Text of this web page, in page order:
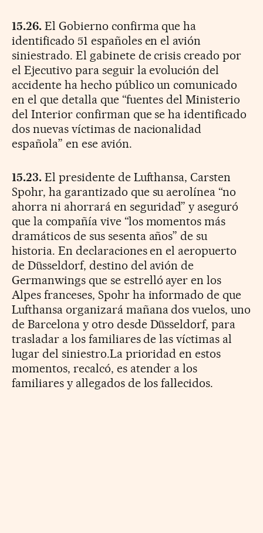
15.26.El Gobierno confirma que ha
identificado 51 españoles en el avión
siniestrado. El gabinete de crisis creado por
el Ejecutivo para seguir la evolución del
accidente ha hecho público un comunicado
en el que detalla que “fuentes del Ministerio
del Interior confirman que se ha identificado
dos nuevas víctimas de nacionalidad
española” en ese avión.
15.23.El presidente de Lufthansa, Carsten
Spohr, ha garantizado que su aerolínea “no
ahorra ni ahorrará en seguridad” y aseguró
que la compañía vive “los momentos más
dramáticos de sus sesenta años” de su
historia. En declaraciones en el aeropuerto
de Düsseldorf, destino del avión de
Germanwings que se estrelló ayer en los
Alpes franceses, Spohr ha informado de que
Lufthansa organizará mañana dos vuelos, uno
de Barcelona y otro desde Düsseldorf, para
trasladar a los familiares de las víctimas al
lugar del siniestro.La prioridad en estos
momentos, recalcó, es atender a los
familiares y allegados de los fallecidos.